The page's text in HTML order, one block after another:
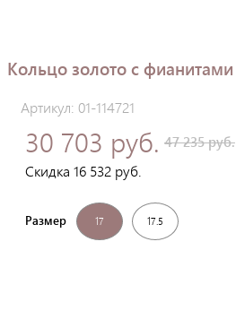
Кольцо золото с фианитами
Артикул: 01-114721
30 703 руб. 47 235 руб.
Скидка 16 532 руб.
Размер 17 17.5